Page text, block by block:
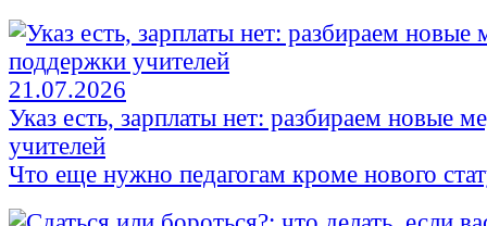
21.07.2026
Указ есть, зарплаты нет: разбираем новые
учителей
Что еще нужно педагогам кроме нового